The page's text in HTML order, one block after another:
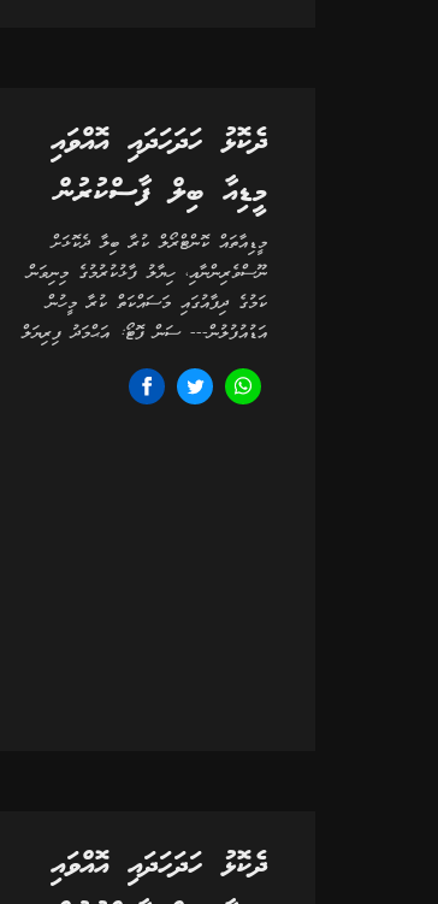
ދެކޮޅު ހަދަހަދައި އޮއްވައި
މީޑިއާ ބިލް ފާސްކުރުން
މީޑިއާތައް ކޮންޓްރޯލް ކުރާ ބިލާ ދެކޮޅަށް
ނޫސްވެރިންނާއި، ހިޔާލު ފާޅުކުރުމުގެ މިނިވަން
ކަމުގެ ދިފާއުގައި މަސައްކަތް ކުރާ މީހުން
އަޑުއުފުލުން--- ސަން ފޮޓޯ: އަޙްމަދު ފިރިޔަލް
ދެކޮޅު ހަދަހަދައި އޮއްވައި